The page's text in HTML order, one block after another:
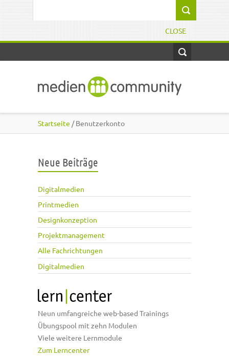
CLOSE
Startseite / Benutzerkonto
Neue Beiträge
Digitalmedien
Printmedien
Designkonzeption
Projektmanagement
Alle Fachrichtungen
Digitalmedien
Neun umfangreiche web-based Trainings
Übungspool mit zehn Modulen
Viele weitere Lernmodule
Zum Lerncenter